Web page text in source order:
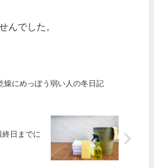
んでした。
燥にめっぽう弱い人の冬日記
日までに